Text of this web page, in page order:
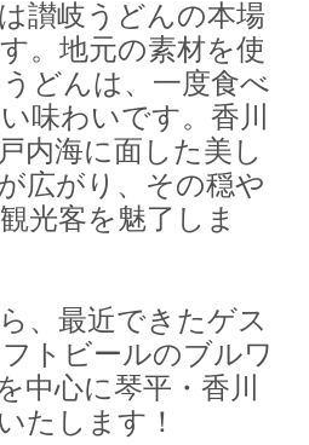
讃岐うどんの本場
。地元の素材を使
どんは、一度食べ
味わいです。香川
内海に面した美し
広がり、その穏や
光客を魅了しま
、最近できたゲス
トビールのブルワ
中心に琴平・香川
たします！